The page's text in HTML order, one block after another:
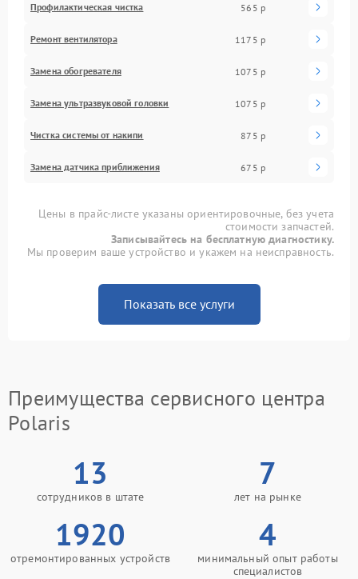
Профилактическая чистка 565 р
Ремонт вентилятора 1175 р
Замена обогревателя 1075 р
Замена ультразвуковой головки 1075 р
Чистка системы от накипи 875 р
Замена датчика приближения 675 р
Цены в прайс-листе указаны ориентировочные, без учета
стоимости запчастей.
Записывайтесь на бесплатную диагностику.
Мы проверим ваше устройство и укажем на неисправность.
Показать все услуги
Преимущества сервисного центра
Polaris
13
сотрудников в штате
7
лет на рынке
1920
отремонтированных устройств
4
минимальный опыт работы
специалистов